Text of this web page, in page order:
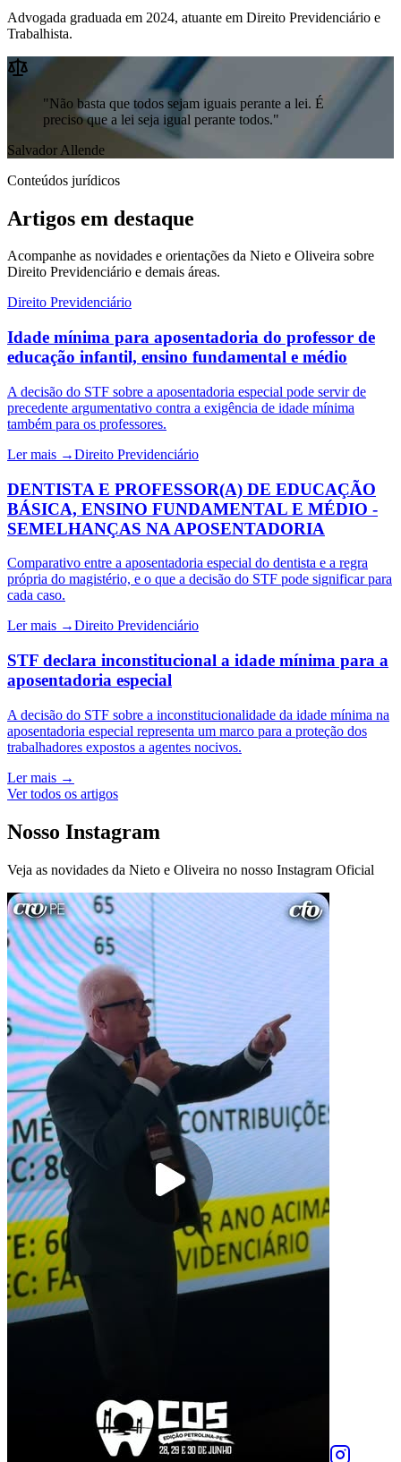
Advogada graduada em 2024, atuante em Direito Previdenciário e
Trabalhista.
"Não basta que todos sejam iguais perante a lei. É
preciso que a lei seja igual perante todos."
Salvador Allende
Conteúdos jurídicos
Artigos em destaque
Acompanhe as novidades e orientações da Nieto e Oliveira sobre
Direito Previdenciário e demais áreas.
Direito Previdenciário
Idade mínima para aposentadoria do professor de
educação infantil, ensino fundamental e médio
A decisão do STF sobre a aposentadoria especial pode servir de
precedente argumentativo contra a exigência de idade mínima
também para os professores.
Ler mais →Direito Previdenciário
DENTISTA E PROFESSOR(A) DE EDUCAÇÃO
BÁSICA, ENSINO FUNDAMENTAL E MÉDIO -
SEMELHANÇAS NA APOSENTADORIA
Comparativo entre a aposentadoria especial do dentista e a regra
própria do magistério, e o que a decisão do STF pode significar para
cada caso.
Ler mais →Direito Previdenciário
STF declara inconstitucional a idade mínima para a
aposentadoria especial
A decisão do STF sobre a inconstitucionalidade da idade mínima na
aposentadoria especial representa um marco para a proteção dos
trabalhadores expostos a agentes nocivos.
Ler mais →
Ver todos os artigos
Nosso Instagram
Veja as novidades da Nieto e Oliveira no nosso Instagram Oficial